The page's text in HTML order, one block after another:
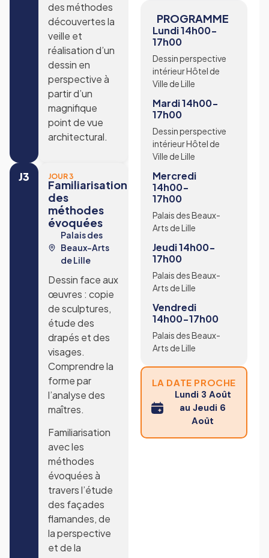
des méthodes
découvertes la
veille et
réalisation d’un
dessin en
perspective à
partir d’un
magnifique
point de vue
architectural.
J3 JOUR 3
Familiarisation
des
méthodes
évoquées
Palais des
Beaux-Arts
de Lille
Dessin face aux
œuvres : copie
de sculptures,
étude des
drapés et des
visages.
Comprendre la
forme par
l’analyse des
maîtres.
Familiarisation
avec les
méthodes
évoquées à
travers l’étude
des façades
flamandes, de
la perspective
et de la
PROGRAMME
Lundi 14h00-
17h00
Dessin perspective
intérieur Hôtel de
Ville de Lille
Mardi 14h00-
17h00
Dessin perspective
intérieur Hôtel de
Ville de Lille
Mercredi
14h00-
17h00
Palais des Beaux-
Arts de Lille
Jeudi 14h00-
17h00
Palais des Beaux-
Arts de Lille
Vendredi
14h00-17h00
Palais des Beaux-
Arts de Lille
LA DATE PROCHE
Lundi 3 Août
au Jeudi 6
Août